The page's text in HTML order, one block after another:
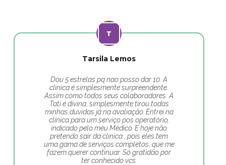
Tarsila Lemos
Dou 5 estrelas pq nao posso dar 10. A
clinica é simplesmente surpreendente.
Assim como todos seus colaboradores. A
Tati é divina, simplesmente tirou todas
minhas duvidas já na avaliação. Entrei na
clínica para um serviço pos operatório,
indicado pelo meu Medico. E hoje não
pretendo sair da clinica , pois eles tem
uma gama de serviços completos, que me
fazem querer continuar. Só gratidão por
ter conhecido vcs.